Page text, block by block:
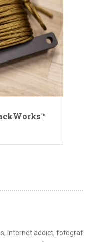
Internet addict, fotograf